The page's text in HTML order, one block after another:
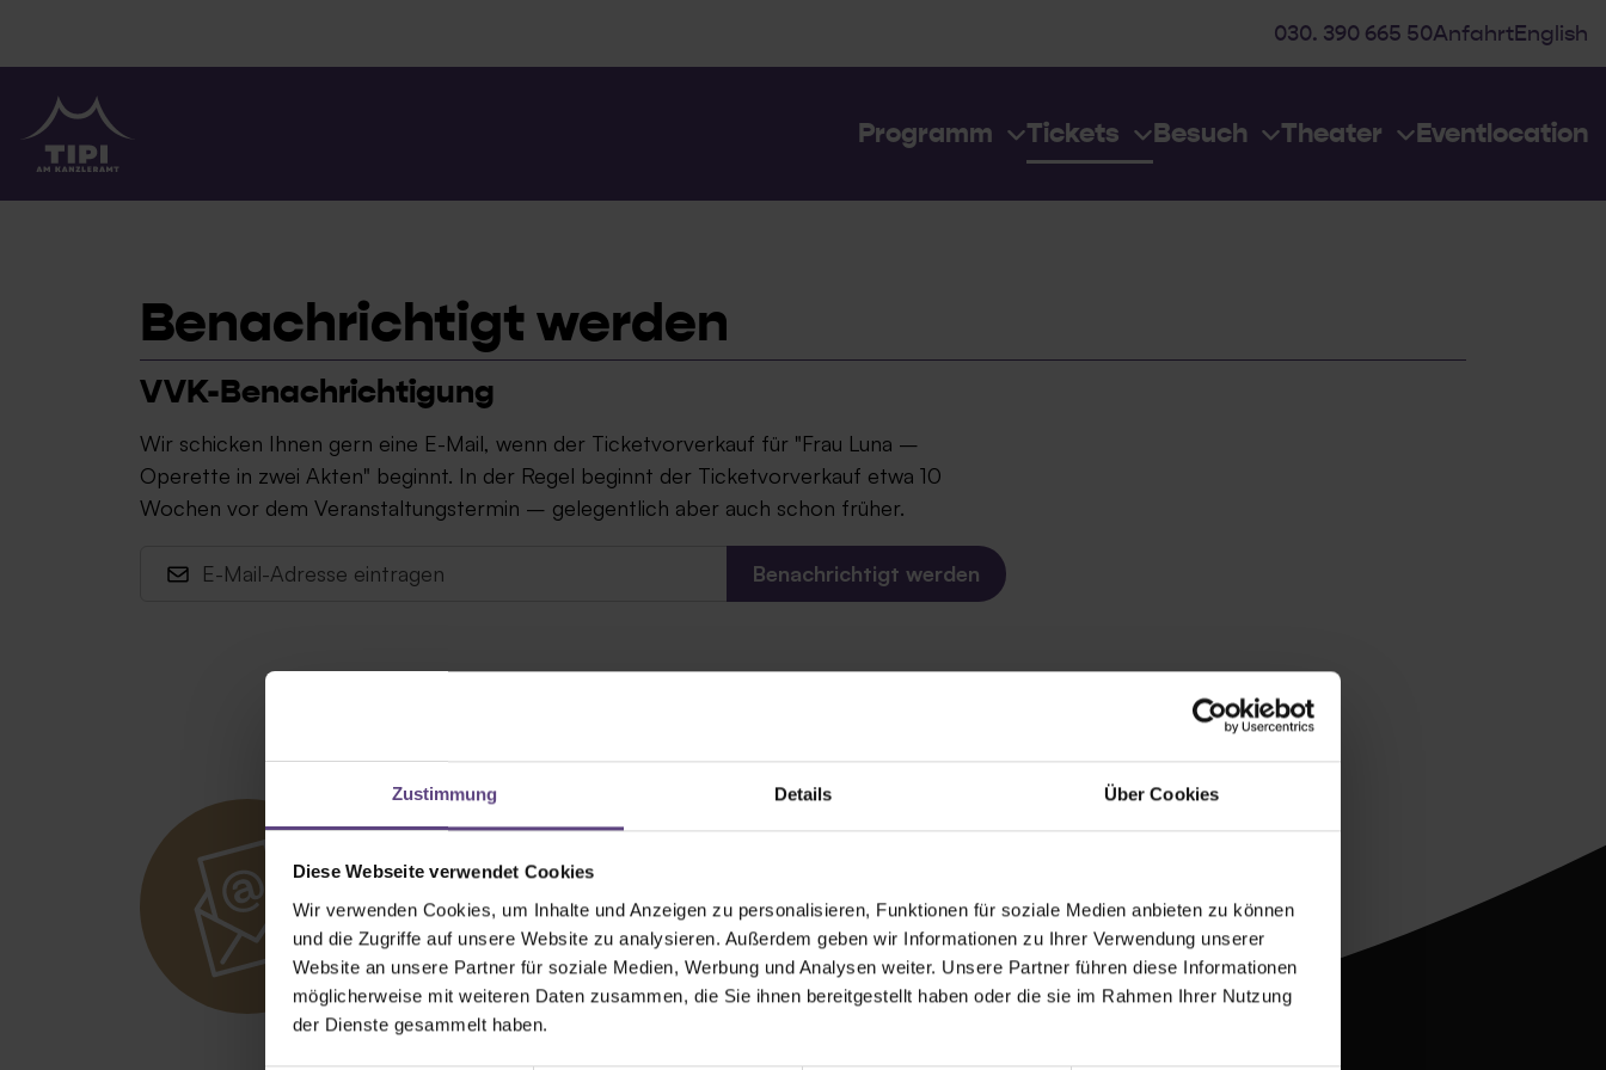
Zustimmung Details Über Cookies
Diese Webseite verwendet Cookies
Wir verwenden Cookies, um Inhalte und Anzeigen zu personalisieren, Funktionen für soziale Medien anbieten zu können
und die Zugriffe auf unsere Website zu analysieren. Außerdem geben wir Informationen zu Ihrer Verwendung unserer
Website an unsere Partner für soziale Medien, Werbung und Analysen weiter. Unsere Partner führen diese Informationen
möglicherweise mit weiteren Daten zusammen, die Sie ihnen bereitgestellt haben oder die sie im Rahmen Ihrer Nutzung
der Dienste gesammelt haben.
030. 390 665 50AnfahrtEnglish
Programm Tickets Besuch Theater Eventlocation
Benachrichtigt werden
VVK-Benachrichtigung
Wir schicken Ihnen gern eine E-Mail, wenn der Ticketvorverkauf für "Frau Luna –
Operette in zwei Akten" beginnt. In der Regel beginnt der Ticketvorverkauf etwa 10
Wochen vor dem Veranstaltungstermin – gelegentlich aber auch schon früher.
Newsletter mit Zeltenheitswert
Newsletter abonnieren